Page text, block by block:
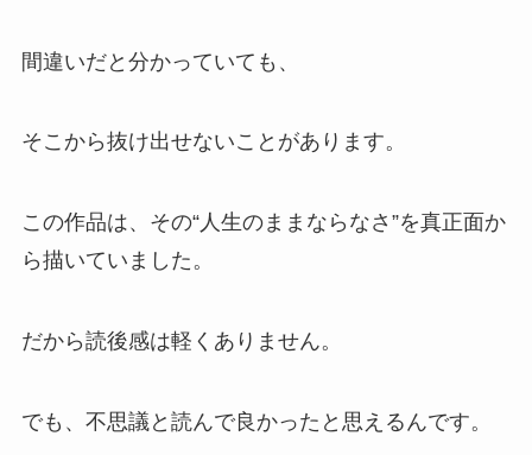
間違いだと分かっていても、
そこから抜け出せないことがあります。
この作品は、その“人生のままならなさ”を真正面か
ら描いていました。
だから読後感は軽くありません。
でも、不思議と読んで良かったと思えるんです。